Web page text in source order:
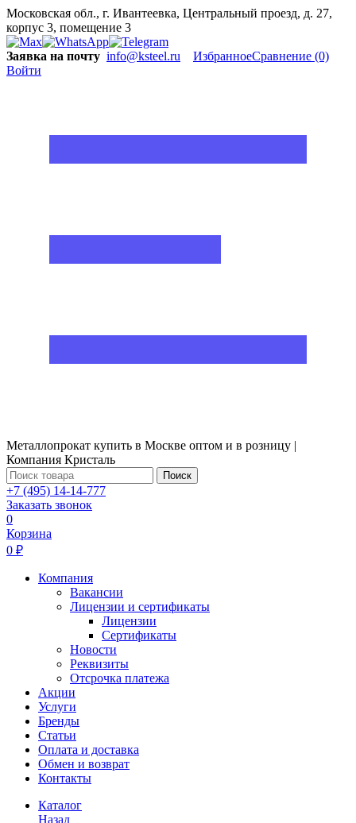
Московская обл., г. Ивантеевка, Центральный проезд, д. 27,
корпус 3, помещение 3
Заявка на почту info@ksteel.ru ИзбранноеСравнение (0)
Войти
Металлопрокат купить в Москве оптом и в розницу |
Компания Кристаль
Поиск
+7 (495) 14-14-777
Заказать звонок
0
Корзина
0 ₽
Компания
Вакансии
Лицензии и сертификаты
Лицензии
Сертификаты
Новости
Реквизиты
Отсрочка платежа
Акции
Услуги
Бренды
Статьи
Оплата и доставка
Обмен и возврат
Контакты
Каталог
Назад